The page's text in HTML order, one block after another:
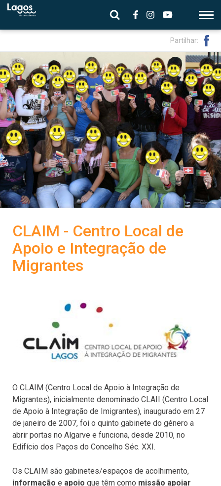
Partilhar:
CLAIM - Centro Local de
Apoio e Integração de
Migrantes
O CLAIM (Centro Local de Apoio à Integração de
Migrantes), inicialmente denominado CLAII (Centro Local
de Apoio à Integração de Imigrantes), inaugurado em 27
de janeiro de 2007, foi o quinto gabinete do género a
abrir portas no Algarve e funciona, desde 2010, no
Edifício dos Paços do Concelho Séc. XXI.
Os CLAIM são gabinetes/espaços de acolhimento,
informação e apoio que têm como missão apoiar